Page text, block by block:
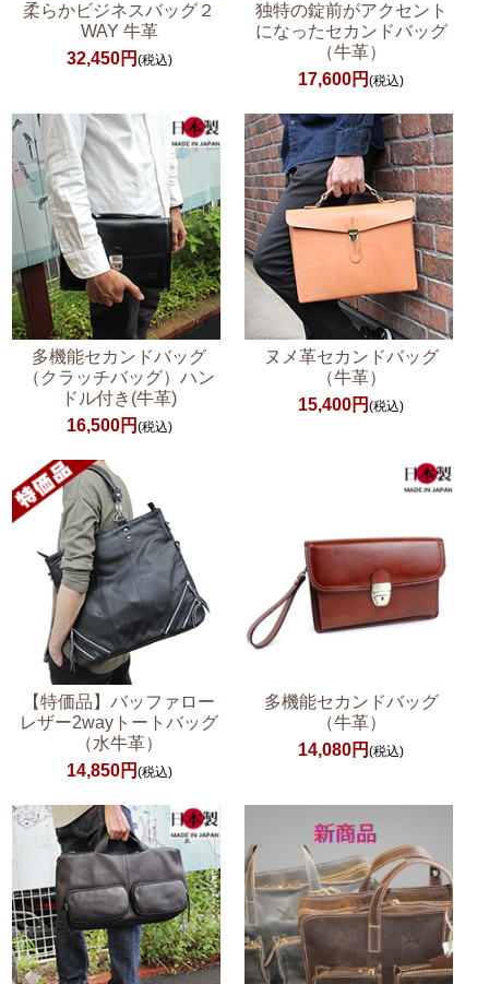
柔らかビジネスバッグ２
WAY 牛革
32,450円 (税込)
独特の錠前がアクセント
になったセカンドバッグ
（牛革）
17,600円(税込)
多機能セカンドバッグ
（クラッチバッグ）ハン
ドル付き(牛革)
16,500円 (税込)
ヌメ革セカンドバッグ
（牛革）
15,400円(税込)
【特価品】バッファロー
レザー2wayトートバッグ
（水牛革）
14,850円 (税込)
多機能セカンドバッグ
（牛革）
14,080円(税込)